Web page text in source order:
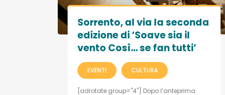
Sorrento, al via la seconda
edizione di ‘Soave sia il
vento Così… se fan tutti’
EVENTI CULTURA
[adrotate group="4"] Dopo l’anteprima